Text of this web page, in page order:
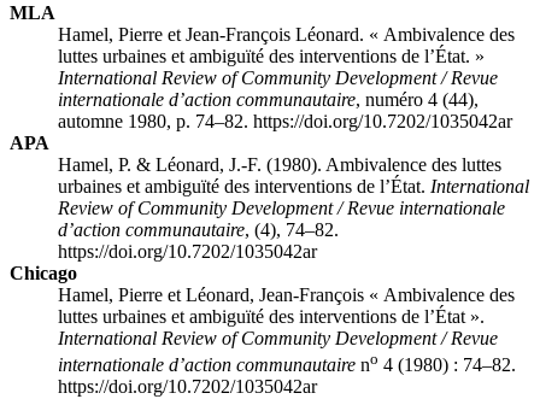
MLA
Hamel, Pierre et Jean-François Léonard. « Ambivalence des
luttes urbaines et ambiguïté des interventions de l’État. »
International Review of Community Development / Revue
internationale d’action communautaire, numéro 4 (44),
automne 1980, p. 74–82. https://doi.org/10.7202/1035042ar
APA
Hamel, P. & Léonard, J.-F. (1980). Ambivalence des luttes
urbaines et ambiguïté des interventions de l’État. International
Review of Community Development / Revue internationale
d’action communautaire, (4), 74–82.
https://doi.org/10.7202/1035042ar
Chicago
Hamel, Pierre et Léonard, Jean-François « Ambivalence des
luttes urbaines et ambiguïté des interventions de l’État ».
International Review of Community Development / Revue
internationale d’action communautaire no 4 (1980) : 74–82.
https://doi.org/10.7202/1035042ar